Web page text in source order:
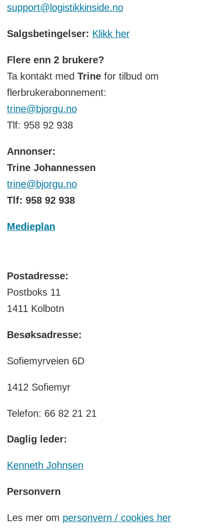
support@logistikkinside.no
Salgsbetingelser: Klikk her
Flere enn 2 brukere?
Ta kontakt med Trinefor tilbud om
flerbrukerabonnement:
trine@bjorgu.no
Tlf: 958 92 938
Annonser:
Trine Johannessen
trine@bjorgu.no
Tlf: 958 92 938
Medieplan
Postadresse:
Postboks 11
1411 Kolbotn
Besøksadresse:
Sofiemyrveien 6D
1412 Sofiemyr
Telefon: 66 82 21 21
Daglig leder:
Kenneth Johnsen
Personvern
Les mer om personvern / cookies her